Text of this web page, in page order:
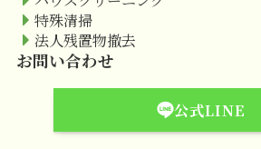
特殊清掃
法人残置物撤去
お問い合わせ
公式LINE